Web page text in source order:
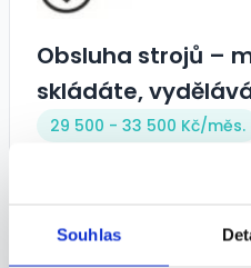
Souhlas
Obsluha strojů –
skládáte,
29 500 - 33 500 Kč/měs.